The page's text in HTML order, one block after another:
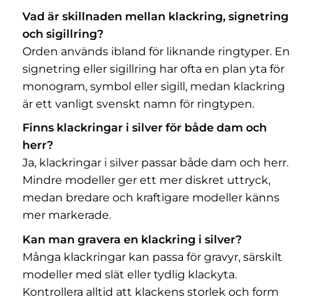
Vad är skillnaden mellan klackring, signetring
och sigillring?
Orden används ibland för liknande ringtyper. En
signetring eller sigillring har ofta en plan yta för
monogram, symbol eller sigill, medan klackring
är ett vanligt svenskt namn för ringtypen.
Finns klackringar i silver för både dam och
herr?
Ja, klackringar i silver passar både dam och herr.
Mindre modeller ger ett mer diskret uttryck,
medan bredare och kraftigare modeller känns
mer markerade.
Kan man gravera en klackring i silver?
Många klackringar kan passa för gravyr, särskilt
modeller med slät eller tydlig klackyta.
Kontrollera alltid att klackens storlek och form